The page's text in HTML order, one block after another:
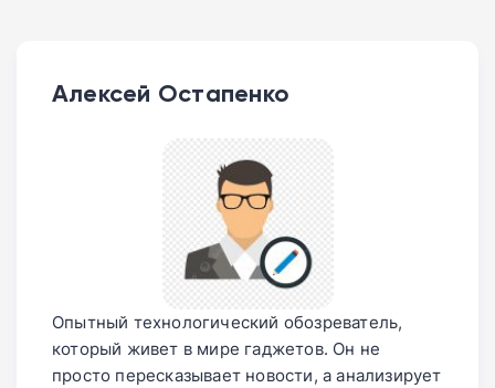
Алексей Остапенко
Опытный технологический обозреватель,
который живет в мире гаджетов. Он не
просто пересказывает новости, а анализирует